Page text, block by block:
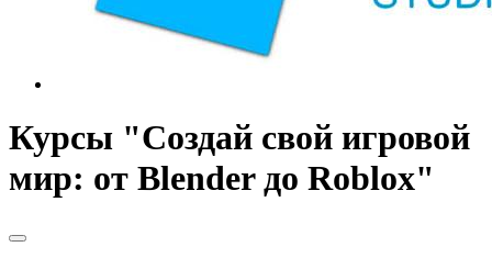
Курсы "Создай свой игровой
мир: от Blender до Roblox"